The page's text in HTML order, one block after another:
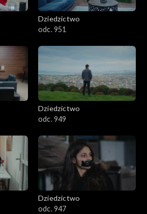
Dziedzictwo
odc. 951
Dziedzictwo
odc. 949
Dziedzictwo
odc. 947